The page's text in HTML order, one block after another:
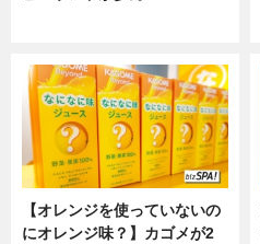
【オレンジを使っていないの
にオレンジ味？】カゴメが2